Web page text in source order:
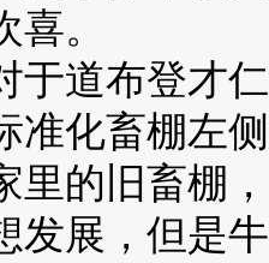
。
道布登才仁
准化畜棚左
里的旧畜棚
发展，但是